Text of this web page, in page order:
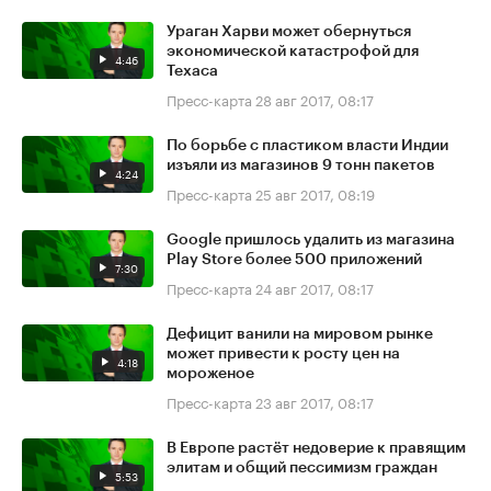
4:46
Ураган Харви может обернуться
экономической катастрофой для
Техаса
Пресс-карта 28 авг 2017, 08:17
4:24
По борьбе с пластиком власти Индии
изъяли из магазинов 9 тонн пакетов
Пресс-карта 25 авг 2017, 08:19
7:30
Google пришлось удалить из магазина
Play Store более 500 приложений
Пресс-карта 24 авг 2017, 08:17
4:18
Дефицит ванили на мировом рынке
может привести к росту цен на
мороженое
Пресс-карта 23 авг 2017, 08:17
5:53
В Европе растёт недоверие к правящим
элитам и общий пессимизм граждан